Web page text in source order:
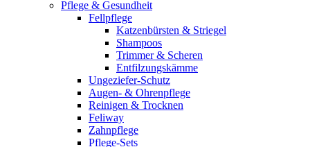
Pflege & Gesundheit
Fellpflege
Katzenbürsten & Striegel
Shampoos
Trimmer & Scheren
Entfilzungskämme
Ungeziefer-Schutz
Augen- & Ohrenpflege
Reinigen & Trocknen
Feliway
Zahnpflege
Pflege-Sets